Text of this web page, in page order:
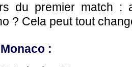
du premier match :
? Cela peut tout
: